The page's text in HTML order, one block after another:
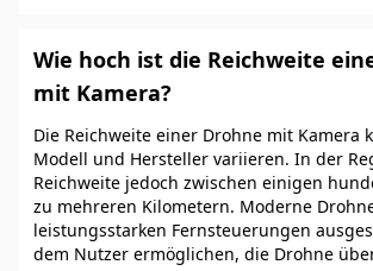
Wie hoch ist die Reichweite
mit Kamera?
Die Reichweite einer Drohne mit Kamera
Modell und Hersteller variieren. In der
Reichweite jedoch zwischen einigen
zu mehreren Kilometern. Moderne
leistungsstarken Fernsteuerungen
dem Nutzer ermöglichen, die Drohne